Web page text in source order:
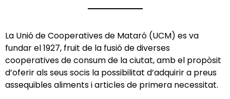
La Unió de Cooperatives de Mataró (UCM) es va
fundar el 1927, fruit de la fusió de diverses
cooperatives de consum de la ciutat, amb el propòsit
d’oferir als seus socis la possibilitat d’adquirir a preus
assequibles aliments i articles de primera necessitat.